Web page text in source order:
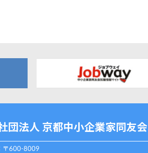
団法人 京都中小企業家同友会
〒600-8009